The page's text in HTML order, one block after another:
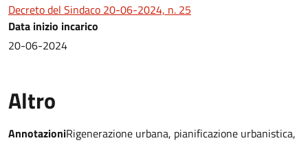
Decreto del Sindaco 20-06-2024, n. 25
Data inizio incarico
20-06-2024
Altro
AnnotazioniRigenerazione urbana, pianificazione urbanistica,